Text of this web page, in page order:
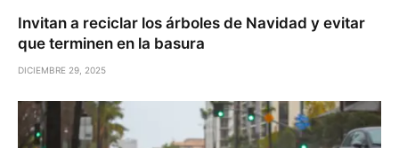
Invitan a reciclar los árboles de Navidad y evitar
que terminen en la basura
DICIEMBRE 29, 2025